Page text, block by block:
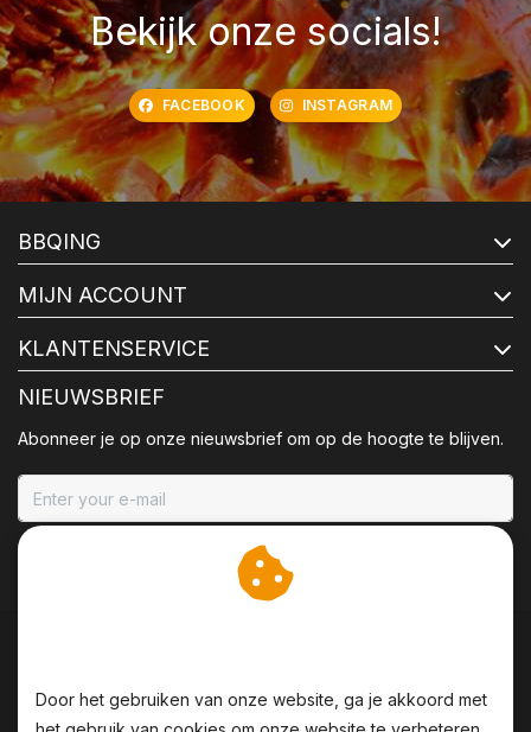
Bekijk onze socials!
FACEBOOK INSTAGRAM
BBQING
MIJN ACCOUNT
KLANTENSERVICE
NIEUWSBRIEF
Abonneer je op onze nieuwsbrief om op de hoogte te blijven.
Door het gebruiken van onze website, ga je akkoord met